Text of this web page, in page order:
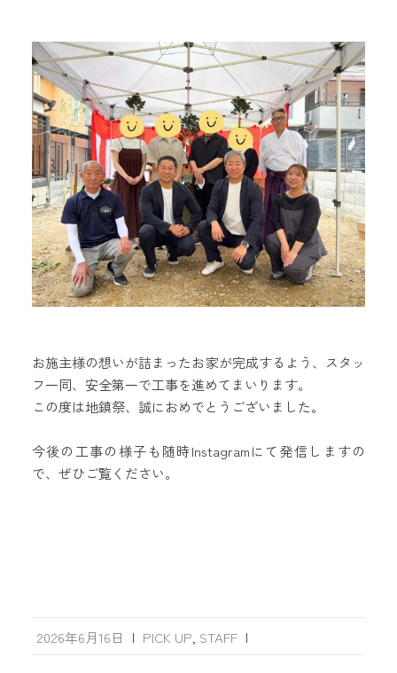
お施主様の想いが詰まったお家が完成するよう、スタッ
フ一同、安全第一で工事を進めてまいります。
この度は地鎮祭、誠におめでとうございました。
今後の工事の様子も随時Instagramにて発信しますの
で、ぜひご覧ください。
2026年6月16日 | PICK UP STAFF |